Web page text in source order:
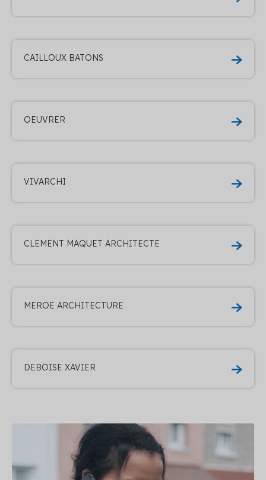
CAILLOUX BATONS
OEUVRER
VIVARCHI
CLEMENT MAQUET ARCHITECTE
MEROE ARCHITECTURE
DEBOISE XAVIER